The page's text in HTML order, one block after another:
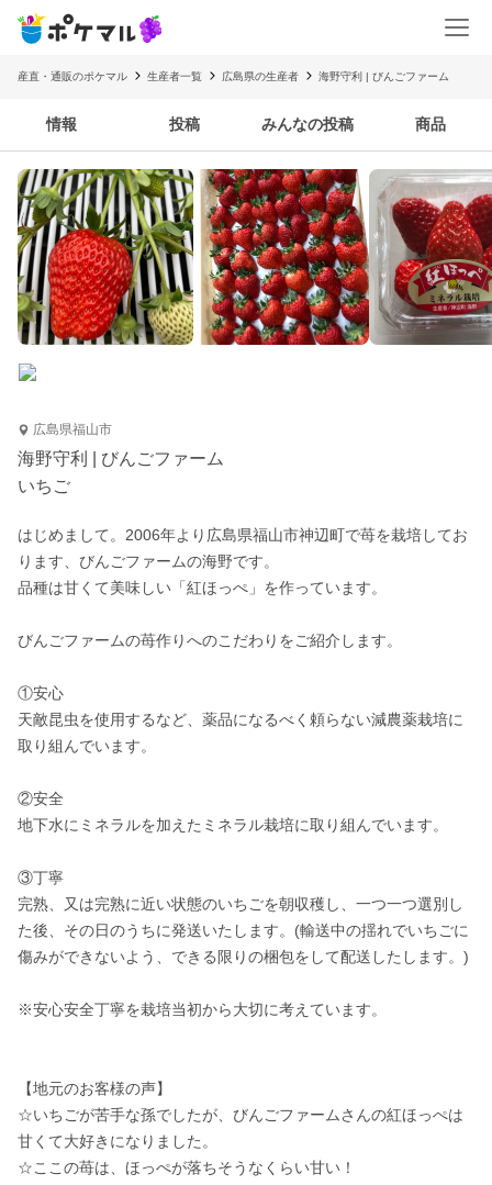
産直・通販のポケマル 生産者一覧 広島県の生産者 海野守利 | びんごファーム
情報 投稿 みんなの投稿 商品
広島県福山市
海野守利 | びんごファーム
いちご
はじめまして。2006年より広島県福山市神辺町で苺を栽培してお
ります、びんごファームの海野です。
品種は甘くて美味しい「紅ほっぺ」を作っています。
びんごファームの苺作りへのこだわりをご紹介します。
①安心
天敵昆虫を使用するなど、薬品になるべく頼らない減農薬栽培に
取り組んでいます。
②安全
地下水にミネラルを加えたミネラル栽培に取り組んでいます。
③丁寧
完熟、又は完熟に近い状態のいちごを朝収穫し、一つ一つ選別し
た後、その日のうちに発送いたします。(輸送中の揺れでいちごに
傷みができないよう、できる限りの梱包をして配送したします。)
※安心安全丁寧を栽培当初から大切に考えています。
【地元のお客様の声】
☆いちごが苦手な孫でしたが、びんごファームさんの紅ほっぺは
甘くて大好きになりました。
☆ここの苺は、ほっぺが落ちそうなくらい甘い！